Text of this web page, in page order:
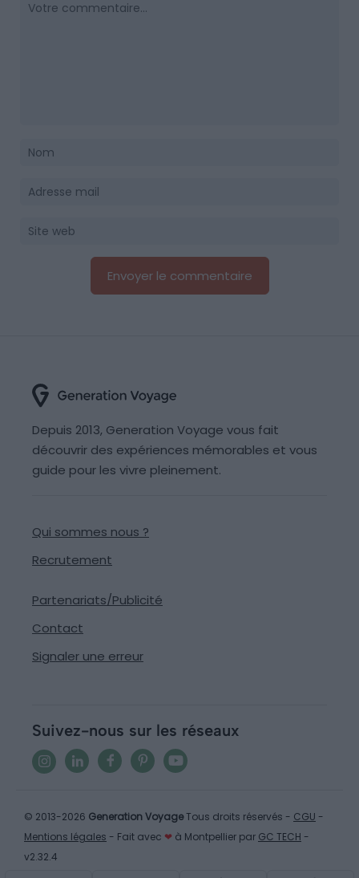
Depuis 2013, Generation Voyage vous fait
découvrir des expériences mémorables et vous
guide pour les vivre pleinement.
Qui sommes nous ?
Recrutement
Partenariats/Publicité
Contact
Signaler une erreur
Suivez-nous sur les réseaux
© 2013-2026 Generation VoyageTous droits réservés - CGU -
Mentions légales - Fait avec ❤ à Montpellier par GC TECH -
v2.32.4